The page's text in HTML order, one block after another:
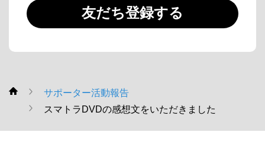
友だち登録する
WWF
サポーター活動報告
スマトラDVDの感想文をいただきました